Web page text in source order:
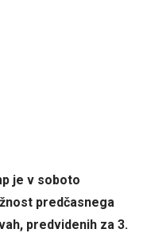
je v soboto
predčasnega
predvidenih za 3.